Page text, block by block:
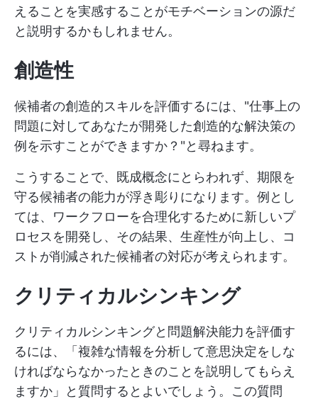
えることを実感することがモチベーションの源だ
と説明するかもしれません。
創造性
候補者の創造的スキルを評価するには、"仕事上の
問題に対してあなたが開発した創造的な解決策の
例を示すことができますか？"と尋ねます。
こうすることで、既成概念にとらわれず、期限を
守る候補者の能力が浮き彫りになります。例とし
ては、ワークフローを合理化するために新しいプ
ロセスを開発し、その結果、生産性が向上し、コ
ストが削減された候補者の対応が考えられます。
クリティカルシンキング
クリティカルシンキングと問題解決能力を評価す
るには、「複雑な情報を分析して意思決定をしな
ければならなかったときのことを説明してもらえ
ますか」と質問するとよいでしょう。この質問